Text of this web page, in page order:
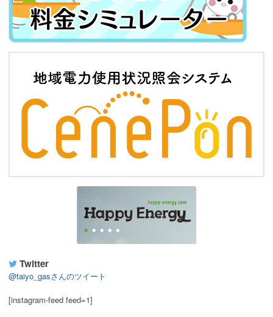
Twitter
@taiyo_gasさんのツイート
[instagram-feed feed=1]